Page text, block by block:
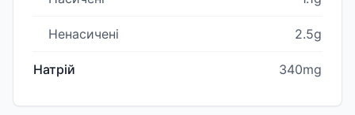
Ненасичені 2.5g
Натрій 340mg